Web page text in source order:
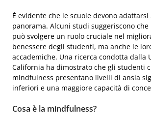
È evidente che le scuole devono
panorama. Alcuni studi suggeriscono
può svolgere un ruolo cruciale nel
benessere degli studenti, ma anche le
accademiche. Una ricerca condotta dalla
California ha dimostrato che gli studenti
mindfulness presentano livelli di ansia
inferiori e una maggiore capacità di
Cosa è la mindfulness?